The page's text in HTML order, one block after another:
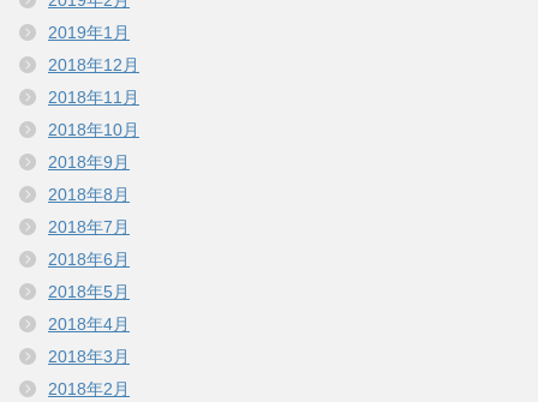
2019年1月
2018年12月
2018年11月
2018年10月
2018年9月
2018年8月
2018年7月
2018年6月
2018年5月
2018年4月
2018年3月
2018年2月